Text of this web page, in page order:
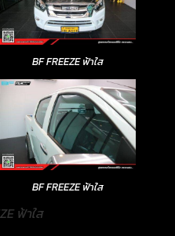
BF FREEZE ฟ้าใส
BF FREEZE ฟ้าใส
ฟ้าใส